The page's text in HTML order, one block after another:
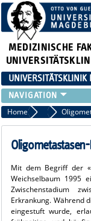
MEDIZINISCHE
UNIVERSITÄTSKLINIK
KLINIK
FÜR PATIENTEN
FÜR ÄRZTE
FORSCHUNG
LEHRE
AKTUELLES
VIDEOS
Home Welche Ziele
Mit dem Begriff der
Weichselbaum 1995
Zwischenstadium
Erkrankung. Während
eingestuft wurde,